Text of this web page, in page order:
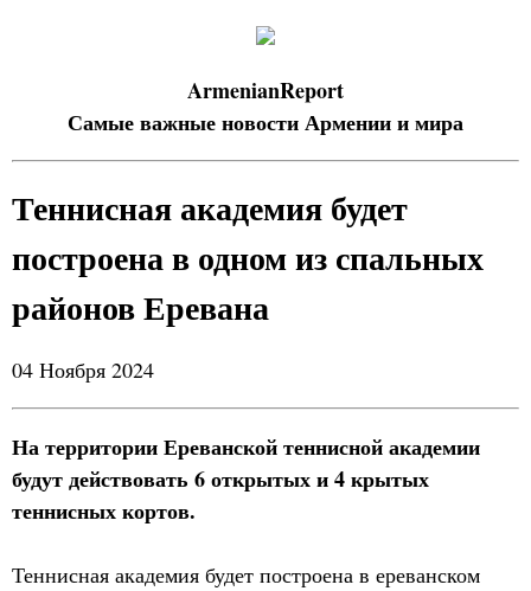
ArmenianReport
Самые важные новости Армении и мира
Теннисная академия будет
построена в одном из спальных
районов Еревана
04 Ноября 2024
На территории Ереванской теннисной академии
будут действовать 6 открытых и 4 крытых
теннисных кортов.
Теннисная академия будет построена в ереванском